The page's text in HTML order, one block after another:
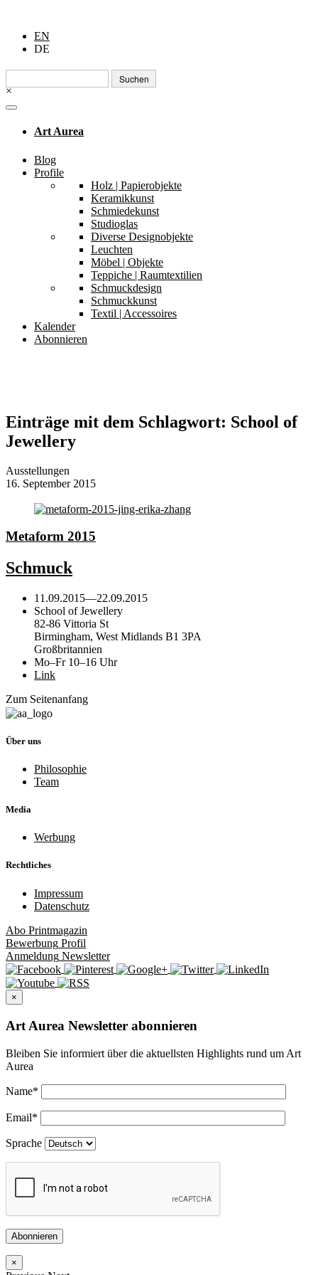
EN
DE
Suchen
nach:
×
Art Aurea
Blog
Profile
Holz | Papierobjekte
Keramikkunst
Schmiedekunst
Studioglas
Diverse Designobjekte
Leuchten
Möbel | Objekte
Teppiche | Raumtextilien
Schmuckdesign
Schmuckkunst
Textil | Accessoires
Kalender
Abonnieren
Einträge mit dem Schlagwort: School of
Jewellery
Ausstellungen
16. September 2015
Metaform 2015
Schmuck
11.09.2015—22.09.2015
School of Jewellery
82-86 Vittoria St
Birmingham, West Midlands B1 3PA
Großbritannien
Mo–Fr 10–16 Uhr
Link
Zum Seitenanfang
Über uns
Philosophie
Team
Media
Werbung
Rechtliches
Impressum
Datenschutz
Abo Printmagazin
Bewerbung Profil
Anmeldung Newsletter
×
Art Aurea Newsletter abonnieren
Bleiben Sie informiert über die aktuellsten Highlights rund um Art
Aurea
Name*
Email*
Sprache
Abonnieren
×